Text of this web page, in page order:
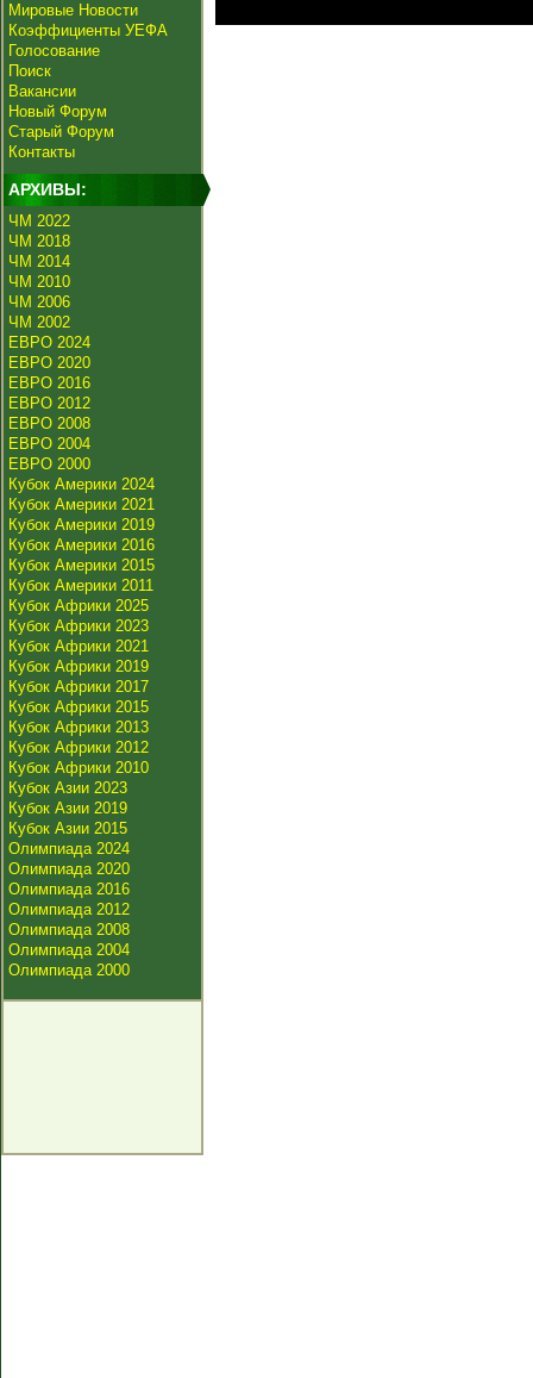
Мировые Новости
Коэффициенты УЕФА
Голосование
Поиск
Вакансии
Новый Форум
Старый Форум
Контакты
АРХИВЫ:
ЧМ 2022
ЧМ 2018
ЧМ 2014
ЧМ 2010
ЧМ 2006
ЧМ 2002
ЕВРО 2024
ЕВРО 2020
ЕВРО 2016
ЕВРО 2012
ЕВРО 2008
ЕВРО 2004
ЕВРО 2000
Кубок Америки 2024
Кубок Америки 2021
Кубок Америки 2019
Кубок Америки 2016
Кубок Америки 2015
Кубок Америки 2011
Кубок Африки 2025
Кубок Африки 2023
Кубок Африки 2021
Кубок Африки 2019
Кубок Африки 2017
Кубок Африки 2015
Кубок Африки 2013
Кубок Африки 2012
Кубок Африки 2010
Кубок Азии 2023
Кубок Азии 2019
Кубок Азии 2015
Олимпиада 2024
Олимпиада 2020
Олимпиада 2016
Олимпиада 2012
Олимпиада 2008
Олимпиада 2004
Олимпиада 2000